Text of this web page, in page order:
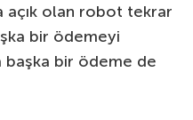
açık olan robot tekrar
bir ödemeyi
başka bir ödeme de